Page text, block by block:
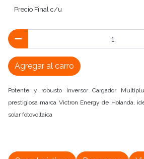
Precio Final c/u
Agregar al carro
Potente y robusto Inversor Cargador
prestigiosa marca Victron Energy de Holanda,
solar fotovoltaica